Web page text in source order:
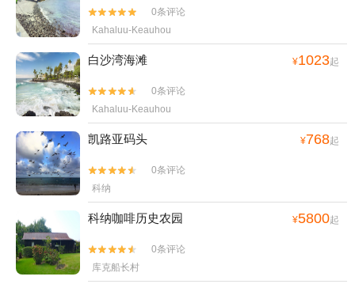


0条评论
Kahaluu-Keauhou
白沙湾海滩 ¥1023起


0条评论
Kahaluu-Keauhou
凯路亚码头 ¥768起


0条评论
科纳
科纳咖啡历史农园 ¥5800起


0条评论
库克船长村